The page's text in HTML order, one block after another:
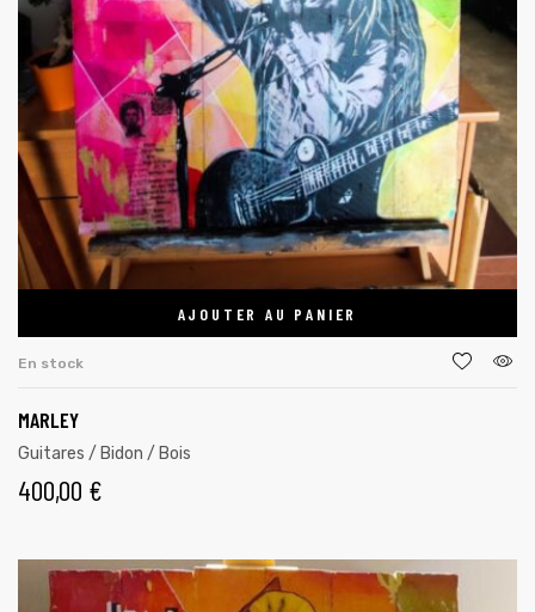
AJOUTER AU PANIER
En stock
MARLEY
Guitares / Bidon / Bois
400,00 €